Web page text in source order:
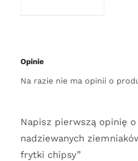
Opinie
Na razie nie ma opinii o
Napisz pierwszą opinię o
nadziewanych
frytki chipsy”